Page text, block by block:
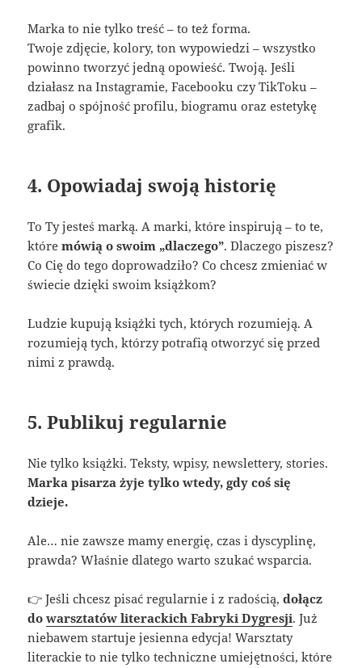
Marka to nie tylko treść – to też forma.
Twoje zdjęcie, kolory, ton wypowiedzi – wszystko
powinno tworzyć jedną opowieść. Twoją. Jeśli
działasz na Instagramie, Facebooku czy TikToku –
zadbaj o spójność profilu, biogramu oraz estetykę
grafik.
4. Opowiadaj swoją historię
To Ty jesteś marką. A marki, które inspirują – to te,
któremówią o swoim „dlaczego”. Dlaczego piszesz?
Co Cię do tego doprowadziło? Co chcesz zmieniać w
świecie dzięki swoim książkom?
Ludzie kupują książki tych, których rozumieją. A
rozumieją tych, którzy potrafią otworzyć się przed
nimi z prawdą.
5. Publikuj regularnie
Nie tylko książki. Teksty, wpisy, newslettery, stories.
Marka pisarza żyje tylko wtedy, gdy coś się
dzieje.
Ale… nie zawsze mamy energię, czas i dyscyplinę,
prawda? Właśnie dlatego warto szukać wsparcia.
👉 Jeśli chcesz pisać regularnie i z radością,dołącz
dowarsztatów literackich Fabryki Dygresji. Już
niebawem startuje jesienna edycja! Warsztaty
literackie to nie tylko techniczne umiejętności, które